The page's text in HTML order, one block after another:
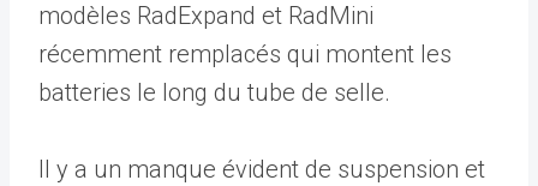
modèles RadExpand et RadMini
récemment remplacés qui montent les
batteries le long du tube de selle.
Il y a un manque évident de suspension et